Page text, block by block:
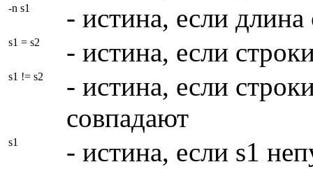
-n s1 - истина, если длина
s1 = s2 - истина, если
s1 != s2
- истина, если
совпадают
s1 - истина, если s1